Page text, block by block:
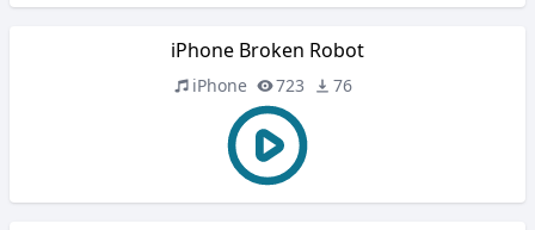
iPhone Broken Robot
iPhone 723 76